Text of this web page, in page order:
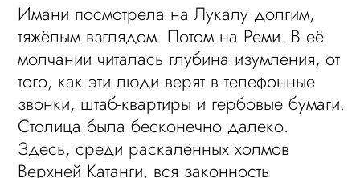
Имани посмотрела на Лукалу долгим,
тяжёлым взглядом. Потом на Реми. В её
молчании читалась глубина изумления, от
того, как эти люди верят в телефонные
звонки, штаб-квартиры и гербовые бумаги.
Столица была бесконечно далеко.
Здесь, среди раскалённых холмов
Верхней Катанги, вся законность